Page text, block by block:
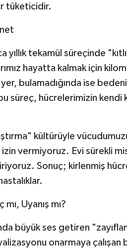
tüketicidir.
yıllık tekamül süreçinde
hayatta kalmak için
bulamadığında ise
süreç, hücrelerimizin kendi
kültürüyle
izin vermiyoruz. Evi sürekli
Sonuç; kirlenmiş
Uyanış mı?
büyük ses getiren
onarmaya çalışan